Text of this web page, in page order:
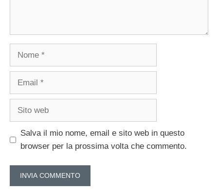
Nome
Email
Sito
Salva il mio nome, email e sito web in questo
browser per la prossima volta che commento.